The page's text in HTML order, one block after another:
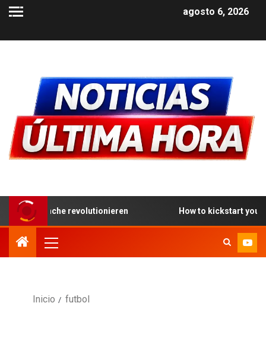
agosto 6, 2026
How to kickstart your adventure at the
Inicio futbol